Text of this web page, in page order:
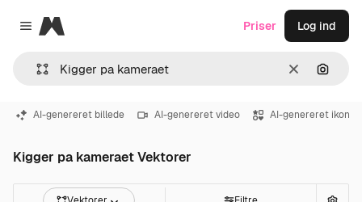
Close menu
Magnific
Klar Søg
Priser Log ind
AI-genereret billede AI-genereret video AI-genereret ikon
Kigger pa kameraet Vektorer